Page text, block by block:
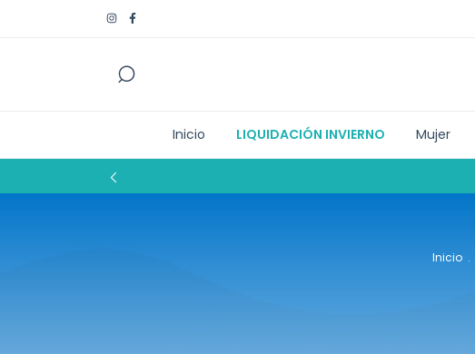
Inicio LIQUIDACIÓN INVIERNO Mujer
Inicio .